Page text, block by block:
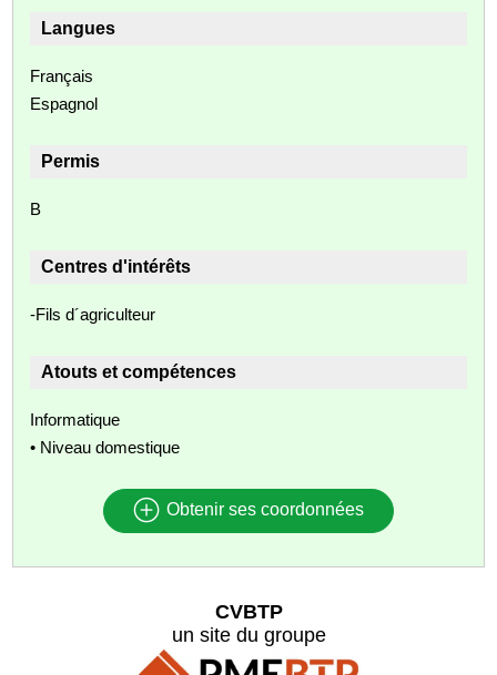
Langues
Français
Espagnol
Permis
B
Centres d'intérêts
-Fils d´agriculteur
Atouts et compétences
Informatique
• Niveau domestique
Obtenir ses coordonnées
CVBTP
un site du groupe